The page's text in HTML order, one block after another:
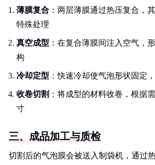
薄膜复合 ：两层薄膜通过热压复合，
特殊处理
真空成型 ：在复合薄膜间注入空气，
构
冷却定型 ：快速冷却使气泡形状固定
收卷切割 ：将成型的材料收卷，根据
寸
三、成品加工与质检
切割后的气泡膜会被送入制袋机，通过